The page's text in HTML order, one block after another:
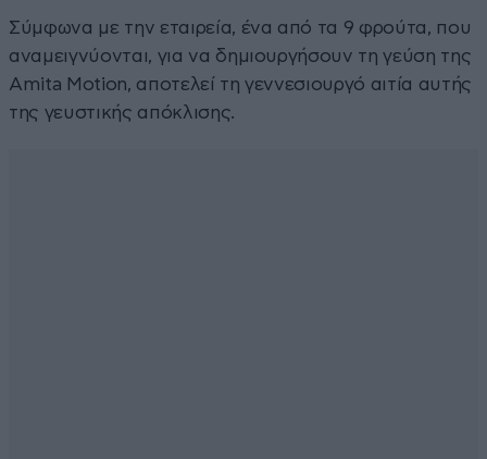
Σύμφωνα με την εταιρεία, ένα από τα 9 φρούτα, που
αναμειγνύονται, για να δημιουργήσουν τη γεύση της
Amita Motion, αποτελεί τη γεννεσιουργό αιτία αυτής
της γευστικής απόκλισης.